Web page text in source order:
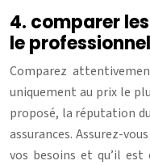
4. comparer
le professionnel
Comparez
uniquement au prix le
proposé, la réputation
assurances. Assurez-
vos besoins et qu’il est